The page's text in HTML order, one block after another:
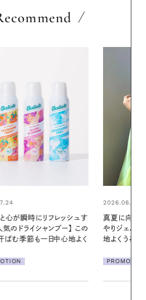
けて、ハーブが香るひん
ルと出合う。暑い季節に心
るおう、軽やかなボディケ
2026.06.01
お出かけ前
の一日。汗ば
に過ごす私